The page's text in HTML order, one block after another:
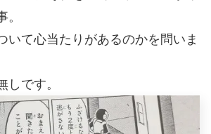
いて心当たりがあるのかを問いま
しです。